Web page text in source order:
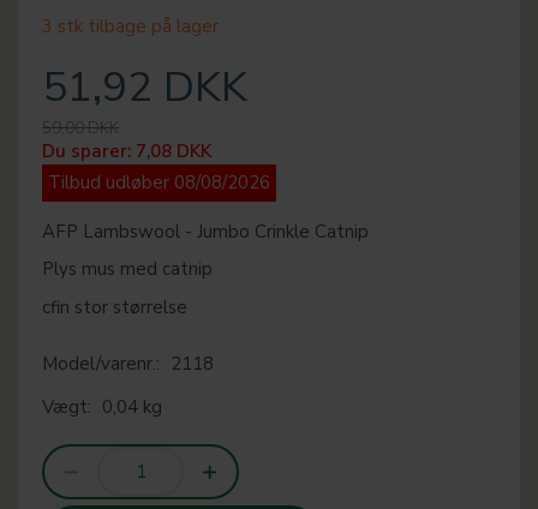
3 stk tilbage på lager
51,92 DKK
59,00 DKK
Du sparer: 7,08 DKK
Tilbud udløber 08/08/2026
AFP Lambswool - Jumbo Crinkle Catnip
Plys mus med catnip
cfin stor størrelse
Model/varenr.: 2118
Vægt: 0,04 kg